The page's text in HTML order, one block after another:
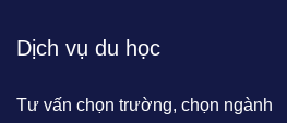
Dịch vụ du học
Tư vấn chọn trường, chọn ngành